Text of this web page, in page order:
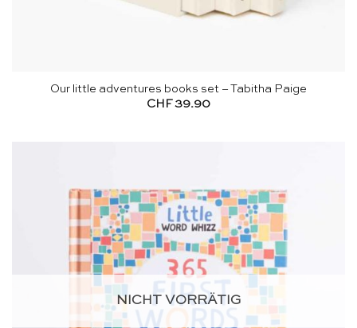
Our little adventures books set – Tabitha Paige
CHF 39.90
NICHT VORRÄTIG